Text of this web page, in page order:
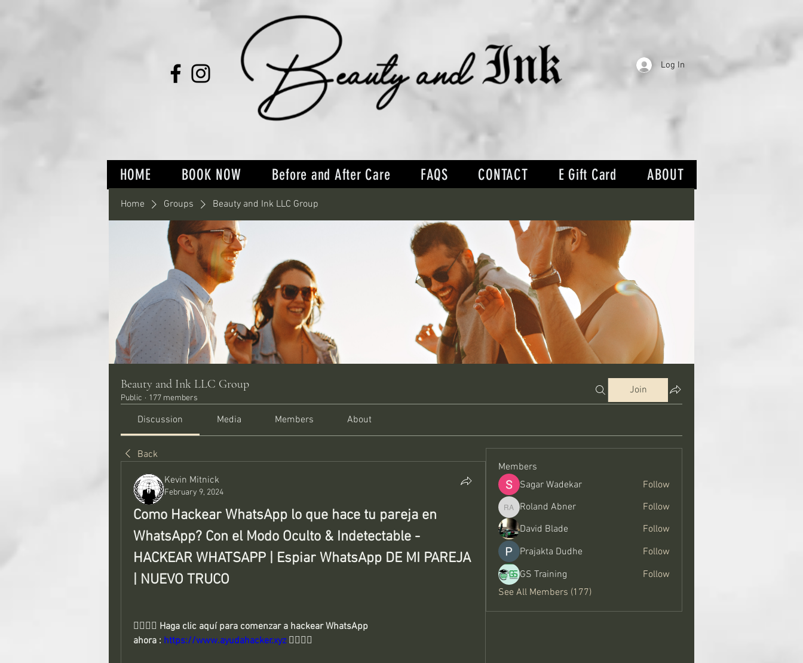
Log In
HOME BOOK NOW Before and After Care FAQS CONTACT E Gift Card ABOUT
Home Groups Beauty and Ink LLC Group
Beauty and Ink LLC Group
Public · 177 members
Join
Discussion Media Members About
Back
Kevin Mitnick
February 9, 2024
Como Hackear WhatsApp lo que hace tu pareja en
WhatsApp? Con el Modo Oculto & Indetectable -
HACKEAR WHATSAPP | Espiar WhatsApp DE MI PAREJA
| NUEVO TRUCO
👉🏻👉🏻 Haga clic aquí para comenzar a hackear WhatsApp
ahora : https://www.ayudahacker.xyz 👈🏻👈🏻
Members
Sagar Wadekar
Follow
Roland Abner
Roland Abner
Follow
David Blade
Follow
Prajakta Dudhe
Follow
GS Training
Follow
See All Members (177)